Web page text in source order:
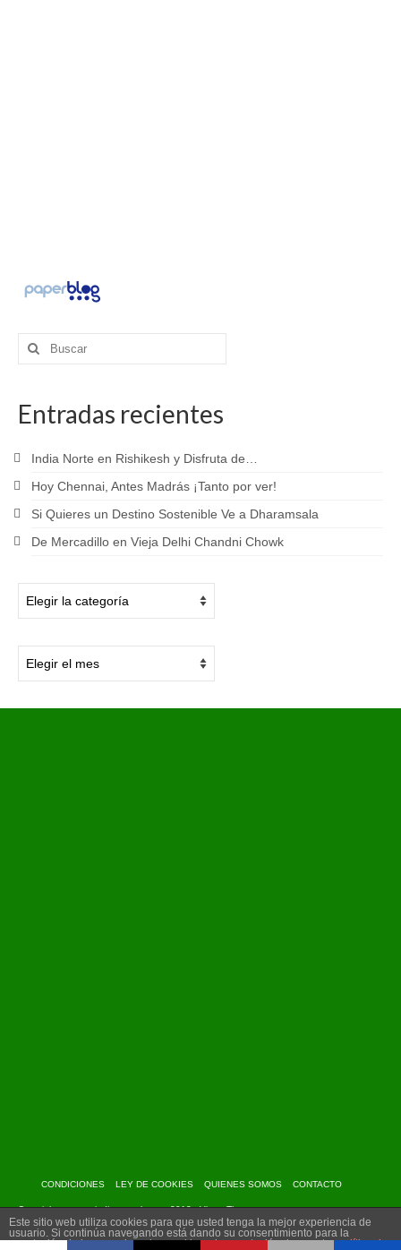
Buscar
por:
Entradas recientes
India Norte en Rishikesh y Disfruta de…
Hoy Chennai, Antes Madrás ¡Tanto por ver!
Si Quieres un Destino Sostenible Ve a Dharamsala
De Mercadillo en Vieja Delhi Chandni Chowk
CONDICIONES LEY DE COOKIES QUIENES SOMOS CONTACTO
Copyright: www.myindiantravel.com - 2013 - Virtue Theme
Este sitio web utiliza cookies para que usted tenga la mejor experiencia de
usuario. Si continúa navegando está dando su consentimiento para la
aceptación de las mencionadas cookies y la aceptación de nuestrapolítica de